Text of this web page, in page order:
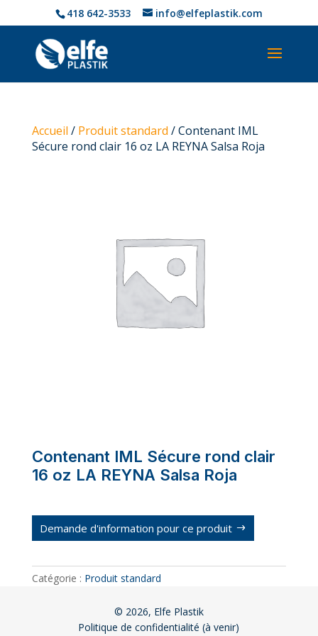
418 642-3533 info@elfeplastik.com
Accueil / Produit standard / Contenant IML
Sécure rond clair 16 oz LA REYNA Salsa Roja
Contenant IML Sécure rond clair
16 oz LA REYNA Salsa Roja
Demande d'information pour ce produit
Catégorie : Produit standard
© 2026, Elfe Plastik
Politique de confidentialité (à venir)